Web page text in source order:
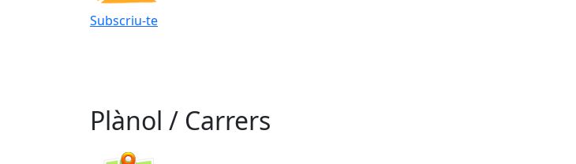
Subscriu-te
Plànol / Carrers